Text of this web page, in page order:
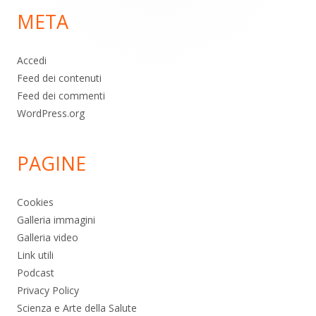
pagina
META
Accedi
Feed dei contenuti
Feed dei commenti
WordPress.org
PAGINE
Cookies
Galleria immagini
Galleria video
Link utili
Podcast
Privacy Policy
Scienza e Arte della Salute